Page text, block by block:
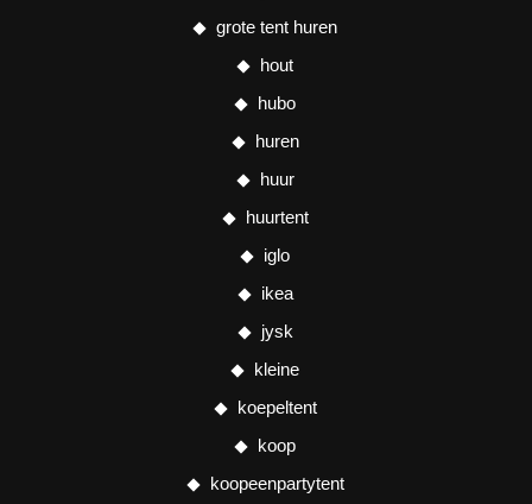
grote tent huren
hout
hubo
huren
huur
huurtent
iglo
ikea
jysk
kleine
koepeltent
koop
koopeenpartytent